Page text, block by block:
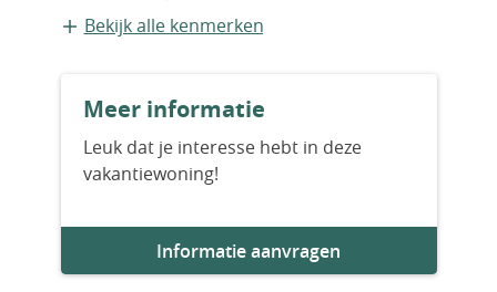
woningen uitgerust met keuken-, badkamer-
airconditioning. ECN-00119
Appartement
Bestaande bouw
Bouwjaar
Aantal badkamers
Bekijk alle kenmerken
Meer informatie
Leuk dat je interesse hebt in deze
vakantiewoning!
Informatie aanvragen